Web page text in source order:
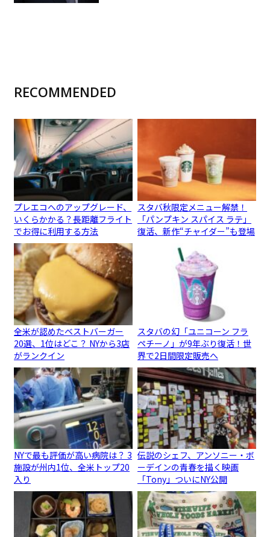
RECOMMENDED
プレエコへのアップグレード、
いくらかかる？長距離フライト
でお得に利用する方法
スタバ秋限定メニュー解禁！
「パンプキン スパイス ラテ」
復活、新作“チャイダー”も登場
全米が認めたベストバーガー
20選、1位はどこ？ NYから3店
がランクイン
スタバの幻「ユニコーン フラ
ペチーノ」が9年ぶり復活！世
界で2日間限定販売へ
NYで最も評価が高い病院は？ 3
施設が州内1位、全米トップ20
入り
伝説のシェフ、アンソニー・ボ
ーデインの青春を描く映画
「Tony」ついにNY公開